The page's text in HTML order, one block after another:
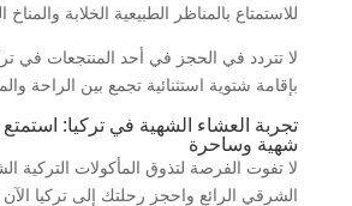
للاستمتاع بالمناظر الطبيعية الخلابة
لا تتردد في الحجز في أحد المنتجعات في
بإقامة شتوية استثنائية تجمع بين الراحة
تجربة العشاء الشهية في تركيا:
شهية وساحرة
لا تفوت الفرصة لتذوق المأكولات التركية
الشرقي الرائع واحجز رحلتك إلى تركيا